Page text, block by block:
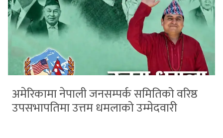
अमेरिकामा नेपाली जनसम्पर्क समितिको वरिष्ठ
उपसभापतिमा उत्तम धमलाको उम्मेदवारी